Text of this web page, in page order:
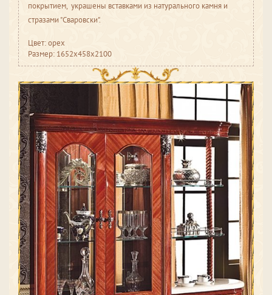
покрытием, украшены вставками из натурального камня и
стразами "Сваровски".
Цвет: орех
Размер: 1652x458x2100